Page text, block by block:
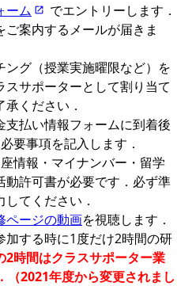
ーム
でエントリーします．
案内するメールが届きま
グ（授業実施曜限など）を
サポーターとして割り当て
ください．
払い情報フォームに到着後
要事項を記入します．
情報・マイナンバー・留学
許可書が必要です．必ず準
てください．
ページの動画を視聴します．
する時に1度だけ2時間の研
2時間はクラスサポーター業
（2021年度から変更されまし